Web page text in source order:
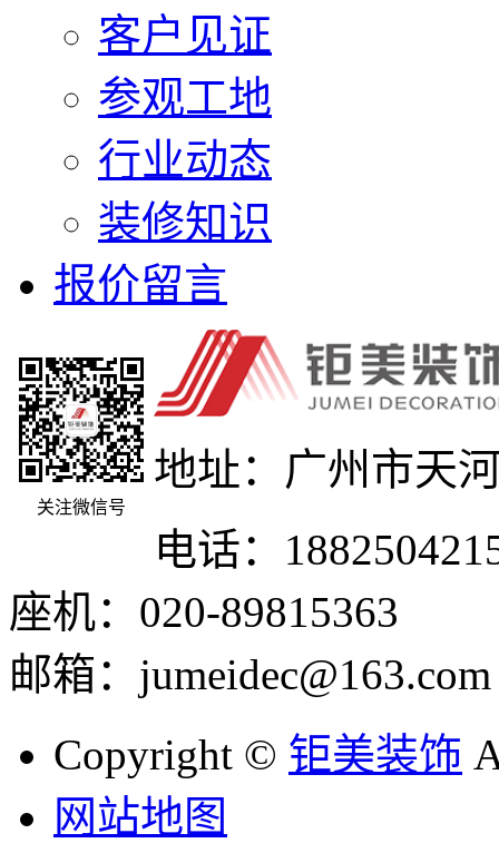
客户见证
参观工地
行业动态
装修知识
报价留言
关注微信号
地址：广州市天
电话：
座机：020-89815363
邮箱：jumeidec@163.com
Copyright © 钜美装饰
网站地图